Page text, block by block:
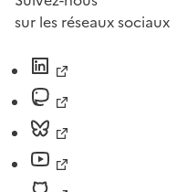
sur les réseaux sociaux